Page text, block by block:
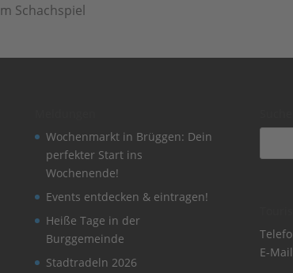
Schachspiel
Wochenmarkt in Brüggen: Dein
perfekter Start ins
Wochenende!
Events entdecken & eintragen!
Heiße Tage in der
Burggemeinde
Stadtradeln 2026
E-Mail